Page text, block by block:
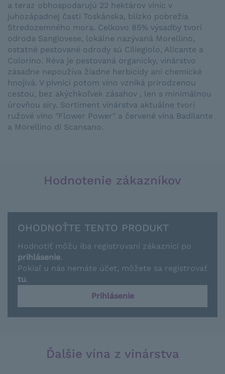
a teraz obhospodarujú 22 hektárov viníc v
juhozápadnej časti Toskánska, blízko pobrežia
Stredozemného mora. Celkovo 85% výsadby tvorí
odroda Sangiovese, lokálne nazývaná Morellino,
ostatné pestované odrody sú Ciliegiolo, Alicante a
Colorino. Réva je pestovaná organicky, vinárstvo
zásadne nepoužíva žiadne herbicídy ani chemické
hnojivá. V pivnici potom víno vzniká prirodzenou
cestou, bez akýchkoľvek zásahov , len s minimálnou
úrovňou síry. Sortiment vinárstva aktuálne tvorí
ružové víno "Flower Power" a červené vína Badilante
a Morellino di Scansano.
Hodnotenie zákazníkov
OHODNOŤTE TENTO PRODUKT
Hodnotiť môžu iba registrovaní zákazníci po
prihlásenie.
Pokiaľ u nás nemáte účet, môžete sa registrovať
tu.
Prihlásenie
Ďalšie vína z vinárstva